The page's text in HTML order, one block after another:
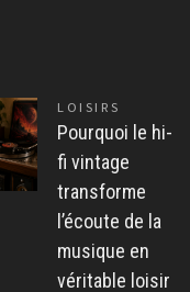
LOISIRS
Pourquoi le hi-
fi vintage
transforme
l’écoute de la
musique en
véritable loisir